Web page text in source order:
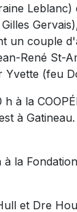
Leblanc)
un couple
René St-
Yvette (feu
à la
à
la
et Dre